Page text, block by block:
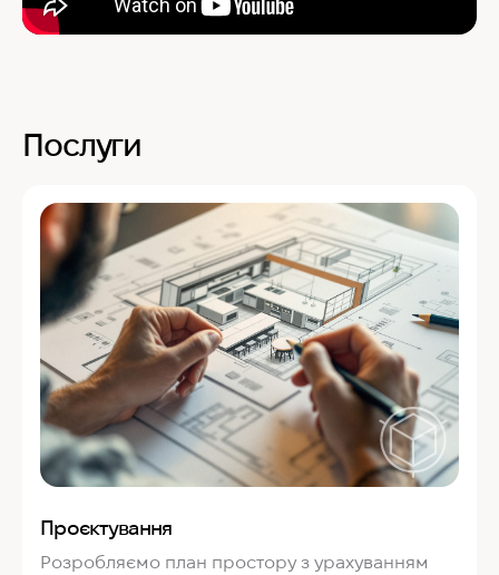
Послуги
Проєктування
Розробляємо план простору з урахуванням